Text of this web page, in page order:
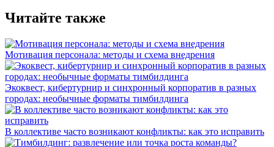
Читайте также
Мотивация персонала: методы и схема внедрения
Экоквест, кибертурнир и синхронный корпоратив в разных
городах: необычные форматы тимбилдинга
В коллективе часто возникают конфликты: как это исправить